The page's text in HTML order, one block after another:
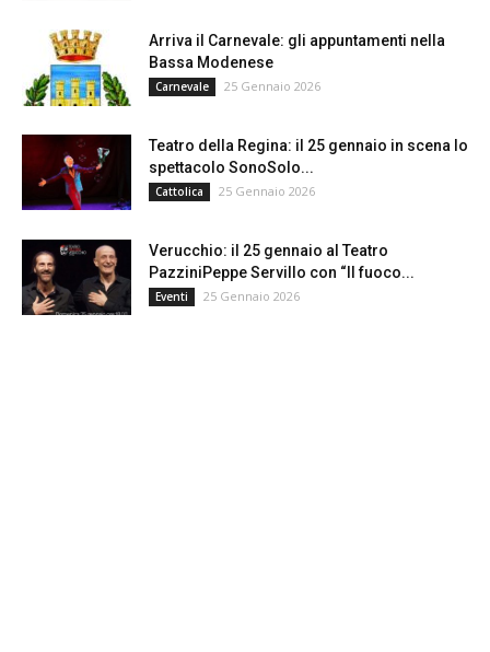
Arriva il Carnevale: gli appuntamenti nella
Bassa Modenese
Carnevale 25 Gennaio 2026
Teatro della Regina: il 25 gennaio in scena lo
spettacolo SonoSolo...
Cattolica 25 Gennaio 2026
Verucchio: il 25 gennaio al Teatro
PazziniPeppe Servillo con “Il fuoco...
Eventi 25 Gennaio 2026